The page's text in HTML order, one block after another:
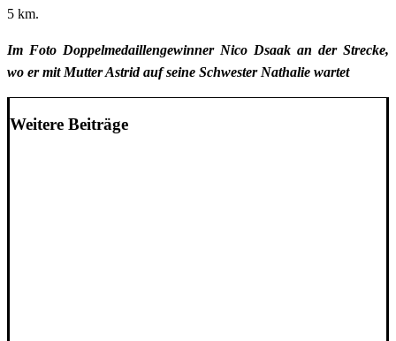
5 km.
Im Foto Doppelmedaillengewinner Nico Dsaak an der Strecke,
wo er mit Mutter Astrid auf seine Schwester Nathalie wartet
Weitere Beiträge